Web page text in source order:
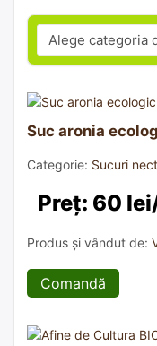
Suc aronia
Categorie: Sucuri
Preț: 60
Produs și vândut de:
Comandă